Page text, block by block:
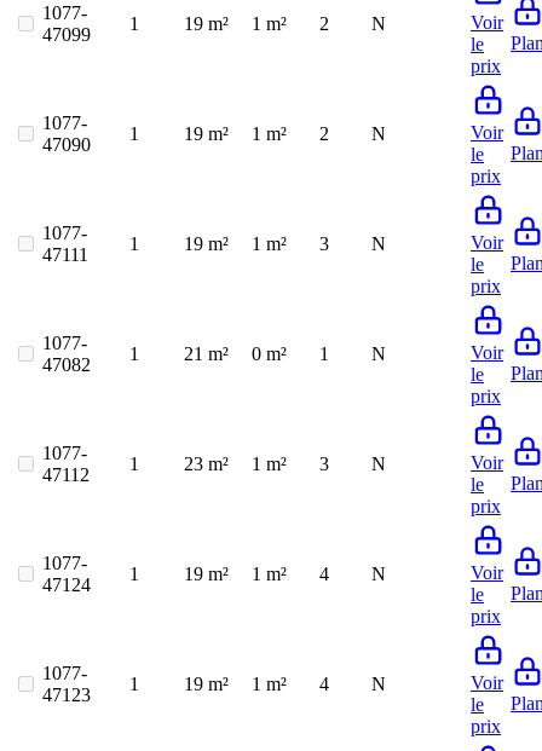
1077-
47099
1 19 m² 1 m² 2 N
Voir
le
prix
1077-
47090
1 19 m² 1 m² 2 N
Voir
le
prix
1077-
47111
1 19 m² 1 m² 3 N
Voir
le
prix
1077-
47082
1 21 m² 0 m² 1 N
Voir
le
prix
1077-
47112
1 23 m² 1 m² 3 N
Voir
le
prix
1077-
47124
1 19 m² 1 m² 4 N
Voir
le
prix
1077-
47123
1 19 m² 1 m² 4 N
Voir
le
prix